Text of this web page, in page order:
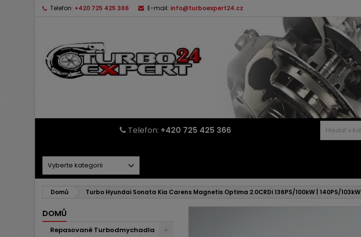
Telefon: +420 725 425 366 E-mail: info@turboexpert24.cz
Telefon: +420 725 425 366
Domů Turbo Hyundai Sonata Kia Carens Magnetis Optima 2.0CRDi 136PS/100kW | 140PS/103kW
DOMŮ
Repasované Turbodmychadla